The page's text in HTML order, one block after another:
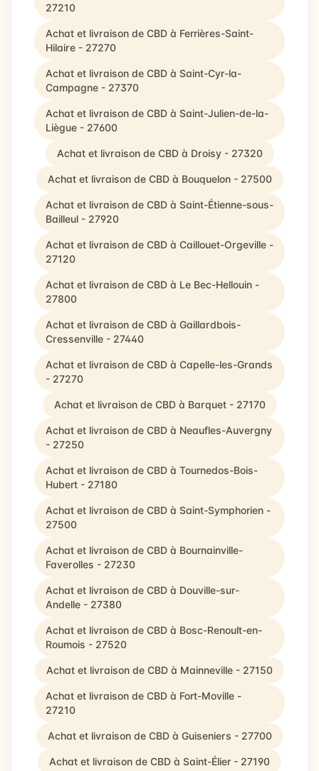
27210
Achat et livraison de CBD à Ferrières-Saint-
Hilaire - 27270
Achat et livraison de CBD à Saint-Cyr-la-
Campagne - 27370
Achat et livraison de CBD à Saint-Julien-de-la-
Liègue - 27600
Achat et livraison de CBD à Droisy - 27320
Achat et livraison de CBD à Bouquelon - 27500
Achat et livraison de CBD à Saint-Étienne-sous-
Bailleul - 27920
Achat et livraison de CBD à Caillouet-Orgeville -
27120
Achat et livraison de CBD à Le Bec-Hellouin -
27800
Achat et livraison de CBD à Gaillardbois-
Cressenville - 27440
Achat et livraison de CBD à Capelle-les-Grands
- 27270
Achat et livraison de CBD à Barquet - 27170
Achat et livraison de CBD à Neaufles-Auvergny
- 27250
Achat et livraison de CBD à Tournedos-Bois-
Hubert - 27180
Achat et livraison de CBD à Saint-Symphorien -
27500
Achat et livraison de CBD à Bournainville-
Faverolles - 27230
Achat et livraison de CBD à Douville-sur-
Andelle - 27380
Achat et livraison de CBD à Bosc-Renoult-en-
Roumois - 27520
Achat et livraison de CBD à Mainneville - 27150
Achat et livraison de CBD à Fort-Moville -
27210
Achat et livraison de CBD à Guiseniers - 27700
Achat et livraison de CBD à Saint-Élier - 27190